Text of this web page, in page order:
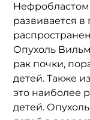
развивается в
Опухоль
рак почки,
детей. Также
это наиболее
детей.